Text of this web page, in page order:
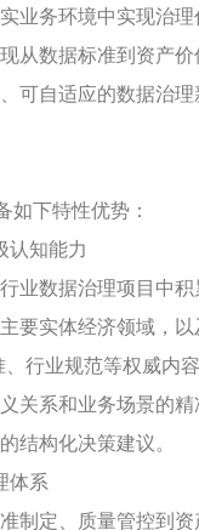
业务环境中实现治理
从数据标准到资产价
可自适应的数据治理
如下特性优势：
认知能力
业数据治理项目中积
要实体经济领域，以
行业规范等权威内容
关系和业务场景的精
结构化决策建议。
体系
制定、质量管控到资